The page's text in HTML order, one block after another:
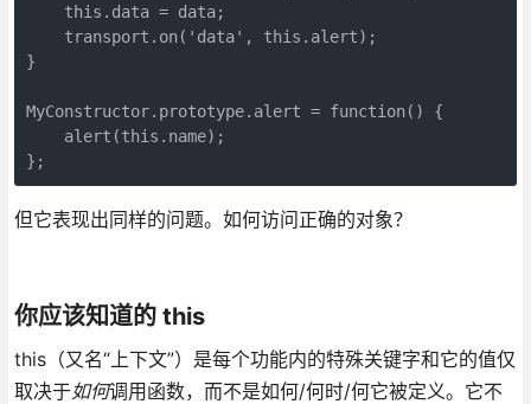
    this.data = data;
    transport.on('data', this.alert);
}
MyConstructor.prototype.alert = function() {
    alert(this.name);
但它表现出同样的问题。如何访问正确的对象？
你应该知道的 this
this（又名“上下文”）是每个功能内的特殊关键字和它的值仅
取决于如何调用函数，而不是如何/何时/何它被定义。它不